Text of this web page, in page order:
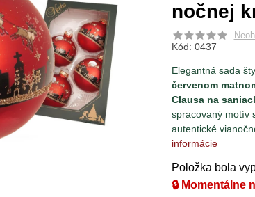
nočnej
Kód: 0437
Elegantná sada
červenom
Clausa na
spracovaný motív
autentické
informácie
Položka bola
🔒 Momentálne